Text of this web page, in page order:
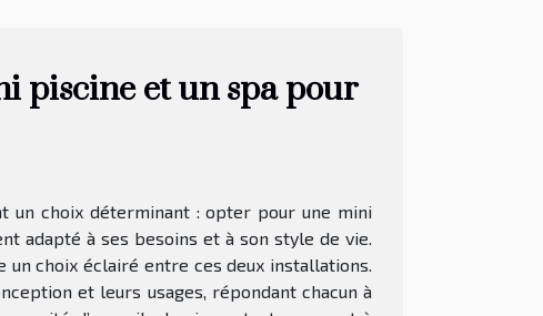
piscine et un spa pour
un choix déterminant : opter pour une mini
adapté à ses besoins et à son style de vie.
choix éclairé entre ces deux installations.
et leurs usages, répondant chacun à